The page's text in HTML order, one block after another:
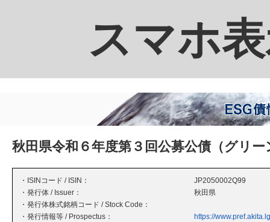
スマホ
秋田県令和６年度第３回公募公債（グリ
・ISINコード / ISIN：
JP2050002Q99
・発行体 / Issuer：
秋田県
・発行体株式銘柄コード / Stock Code：
・発行情報等 / Prospectus：
https://